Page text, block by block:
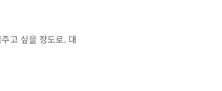
고 싶을 정도로. 대